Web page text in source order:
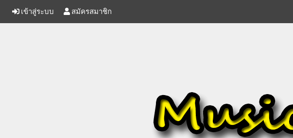
เข้าสู่ระบบ สมัครสมาชิก